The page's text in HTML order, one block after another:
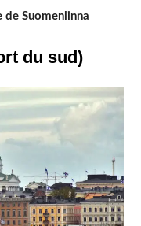
de Suomenlinna
du sud)